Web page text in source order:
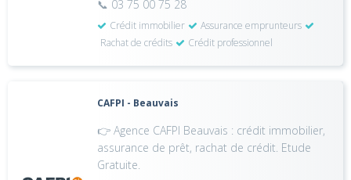
📞 03 75 00 75 28
Crédit immobilier
Assurance emprunteurs
Rachat de crédits
Crédit professionnel
CAFPI - Beauvais
👉 Agence CAFPI Beauvais : crédit immobilier,
assurance de prêt, rachat de crédit. Etude
Gratuite.